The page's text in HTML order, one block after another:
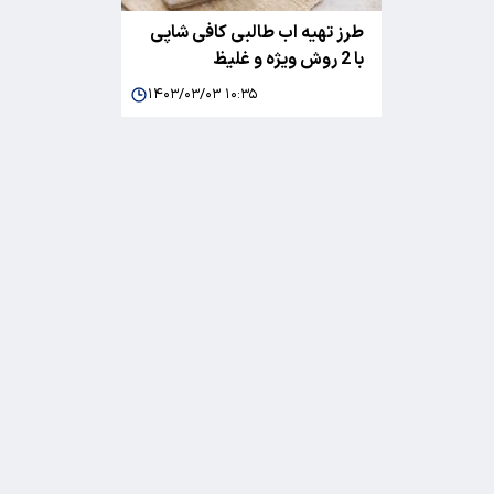
طرز تهیه اب طالبی کافی شاپی
با 2 روش ویژه و غلیظ
۱۴۰۳/۰۳/۰۳ ۱۰:۳۵